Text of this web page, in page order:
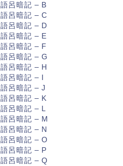
語呂暗記 – B
語呂暗記 – C
語呂暗記 – D
語呂暗記 – E
語呂暗記 – F
語呂暗記 – G
語呂暗記 – H
語呂暗記 – I
語呂暗記 – J
語呂暗記 – K
語呂暗記 – L
語呂暗記 – M
語呂暗記 – N
語呂暗記 – O
語呂暗記 – P
語呂暗記 – Q